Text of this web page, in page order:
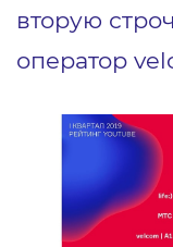
вторую
оператор